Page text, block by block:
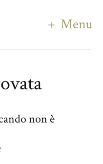
Menu
non è